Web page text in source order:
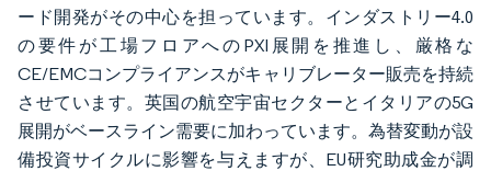
ード開発がその中心を担っています。インダストリー4.0
の要件が工場フロアへのPXI展開を推進し、厳格な
CE/EMCコンプライアンスがキャリブレーター販売を持続
させています。英国の航空宇宙セクターとイタリアの5G
展開がベースライン需要に加わっています。為替変動が設
備投資サイクルに影響を与えますが、EU研究助成金が調